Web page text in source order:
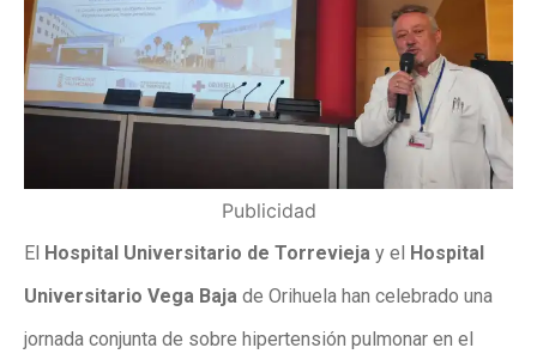
Publicidad
El Hospital Universitario de Torrevieja y el Hospital
Universitario Vega Baja de Orihuela han celebrado una
jornada conjunta de sobre hipertensión pulmonar en el